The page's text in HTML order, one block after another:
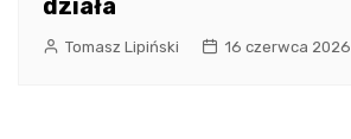
działa
Tomasz Lipiński 16 czerwca 2026